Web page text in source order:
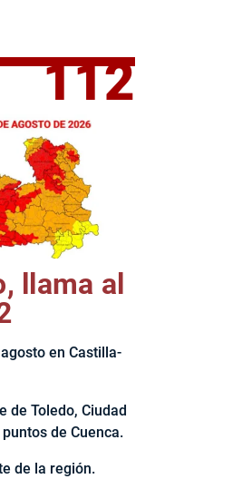
Emiliano García-
112
llama al
en Castilla-
de Toledo, Ciudad
de Cuenca.
de la región.